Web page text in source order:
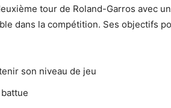
tour de Roland-Garros avec
dans la compétition. Ses objectifs
son niveau de jeu